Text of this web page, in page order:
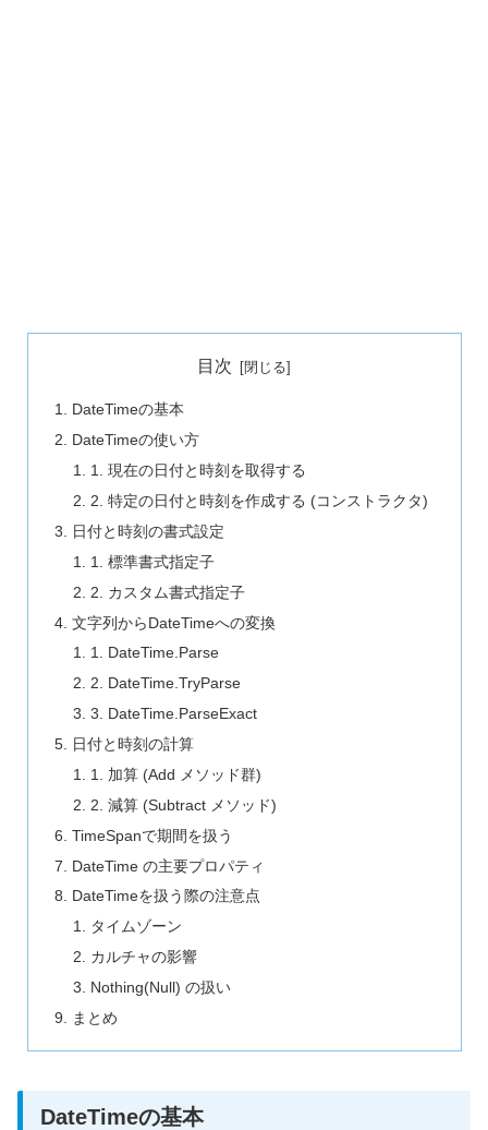
目次
DateTimeの基本
DateTimeの使い方
1. 現在の日付と時刻を取得する
2. 特定の日付と時刻を作成する (コンストラクタ)
日付と時刻の書式設定
1. 標準書式指定子
2. カスタム書式指定子
文字列からDateTimeへの変換
1. DateTime.Parse
2. DateTime.TryParse
3. DateTime.ParseExact
日付と時刻の計算
1. 加算 (Add メソッド群)
2. 減算 (Subtract メソッド)
TimeSpanで期間を扱う
DateTime の主要プロパティ
DateTimeを扱う際の注意点
タイムゾーン
カルチャの影響
Nothing(Null) の扱い
まとめ
DateTimeの基本